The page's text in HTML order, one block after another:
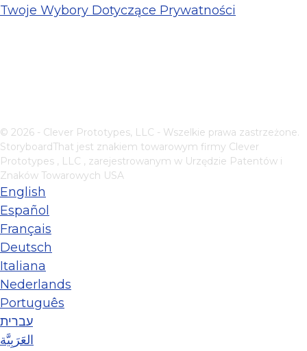
Twoje Wybory Dotyczące Prywatności
© 2026 - Clever Prototypes, LLC - Wszelkie prawa zastrzeżone.
StoryboardThat jest znakiem towarowym firmy Clever
Prototypes , LLC , zarejestrowanym w Urzędzie Patentów i
Znaków Towarowych USA
English
Español
Français
Deutsch
Italiana
Nederlands
Português
עברית
العَرَبِيَّة